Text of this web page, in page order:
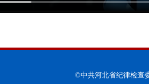
©中共河北省纪律检